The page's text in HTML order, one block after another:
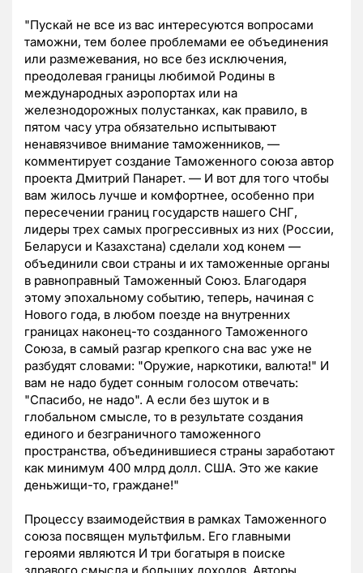
"Пускай не все из вас интересуются вопросами
таможни, тем более проблемами ее объединения
или размежевания, но все без исключения,
преодолевая границы любимой Родины в
международных аэропортах или на
железнодорожных полустанках, как правило, в
пятом часу утра обязательно испытывают
ненавязчивое внимание таможенников, —
комментирует создание Таможенного союза автор
проекта Дмитрий Панарет. — И вот для того чтобы
вам жилось лучше и комфортнее, особенно при
пересечении границ государств нашего СНГ,
лидеры трех самых прогрессивных из них (России,
Беларуси и Казахстана) сделали ход конем —
объединили свои страны и их таможенные органы
в равноправный Таможенный Союз. Благодаря
этому эпохальному событию, теперь, начиная с
Нового года, в любом поезде на внутренних
границах наконец-то созданного Таможенного
Союза, в самый разгар крепкого сна вас уже не
разбудят словами: "Оружие, наркотики, валюта!" И
вам не надо будет сонным голосом отвечать:
"Спасибо, не надо". А если без шуток и в
глобальном смысле, то в результате создания
единого и безграничного таможенного
пространства, объединившиеся страны заработают
как минимум 400 млрд долл. США. Это же какие
деньжищи-то, граждане!"
Процессу взаимодействия в рамках Таможенного
союза посвящен мультфильм. Его главными
героями являются И три богатыря в поиске